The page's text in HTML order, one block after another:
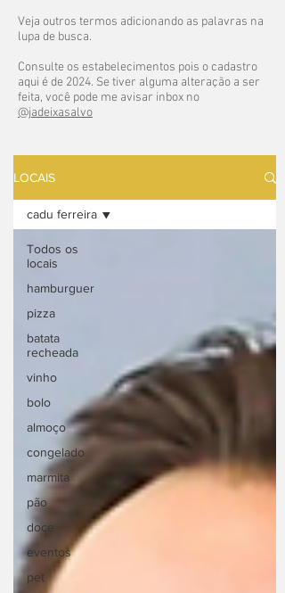
Veja outros termos adicionando as palavras na
lupa de busca.
Consulte os estabelecimentos pois o cadastro
aqui é de 2024. Se tiver alguma alteração a ser
feita, você pode me avisar inbox no
@jadeixasalvo
LOCAIS
Todos os
locais
hamburguer
pizza
batata
recheada
vinho
bolo
almoço
congelado
marmita
pão
doce
eventos
pet
cadu ferreira